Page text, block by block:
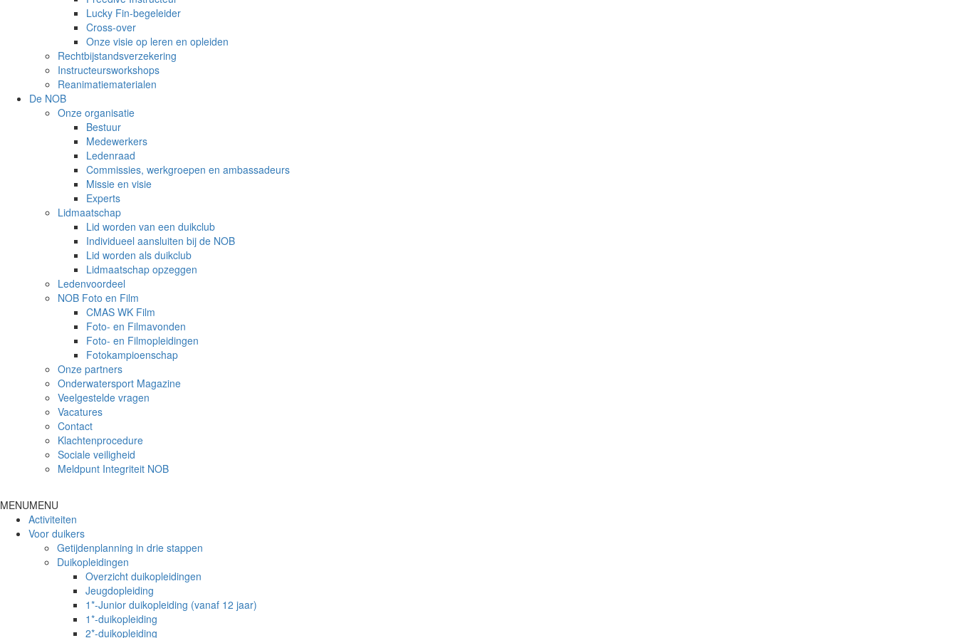
Lucky Fin-begeleider
Cross-over
Onze visie op leren en opleiden
Rechtbijstandsverzekering
Instructeursworkshops
Reanimatiematerialen
De NOB
Onze organisatie
Bestuur
Medewerkers
Ledenraad
Commissies, werkgroepen en ambassadeurs
Missie en visie
Experts
Lidmaatschap
Lid worden van een duikclub
Individueel aansluiten bij de NOB
Lid worden als duikclub
Lidmaatschap opzeggen
Ledenvoordeel
NOB Foto en Film
CMAS WK Film
Foto- en Filmavonden
Foto- en Filmopleidingen
Fotokampioenschap
Onze partners
Onderwatersport Magazine
Veelgestelde vragen
Vacatures
Contact
Klachtenprocedure
Sociale veiligheid
Meldpunt Integriteit NOB
MENUMENU
Activiteiten
Voor duikers
Getijdenplanning in drie stappen
Duikopleidingen
Overzicht duikopleidingen
Jeugdopleiding
1*-Junior duikopleiding (vanaf 12 jaar)
1*-duikopleiding
2*-duikopleiding